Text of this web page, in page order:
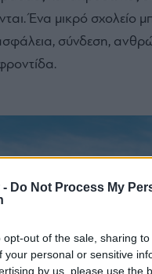
- Do Not Process My
opt-out of the sale, sharing
your personal or sensitive
by us, please use the
Ένα μικρό σχολείο
σύνδεση,